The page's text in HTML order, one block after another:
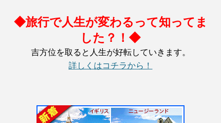
◆旅行で人生が変わるって知ってま
した？！◆
吉方位を取ると人生が好転していきます。
詳しくはコチラから！